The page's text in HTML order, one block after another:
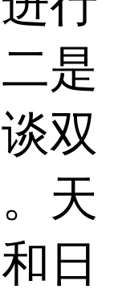
是
双
天
日